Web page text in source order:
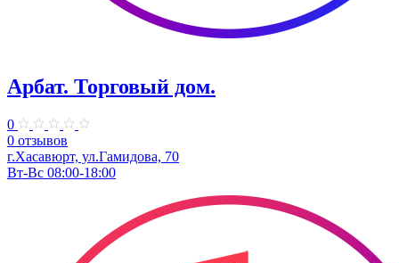
Арбат. Торговый дом.
0
0 отзывов
г.Хасавюрт, ул.Гамидова, 70
Вт-Вс 08:00-18:00